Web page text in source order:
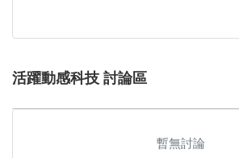
活躍動感科技 討論區
暫無討論